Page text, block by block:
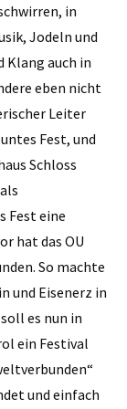
in
Jodeln und
Klang auch in
eben nicht
Leiter
Fest, und
Schloss
Fest eine
hat das OU
So machte
und Eisenerz in
es nun in
ein Festival
und einfach